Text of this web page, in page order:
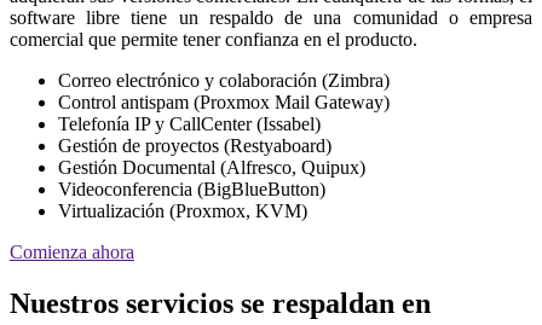
software libre tiene un respaldo de una comunidad o empresa
comercial que permite tener confianza en el producto.
Correo electrónico y colaboración (Zimbra)
Control antispam (Proxmox Mail Gateway)
Telefonía IP y CallCenter (Issabel)
Gestión de proyectos (Restyaboard)
Gestión Documental (Alfresco, Quipux)
Videoconferencia (BigBlueButton)
Virtualización (Proxmox, KVM)
Comienza ahora
Nuestros servicios se respaldan en